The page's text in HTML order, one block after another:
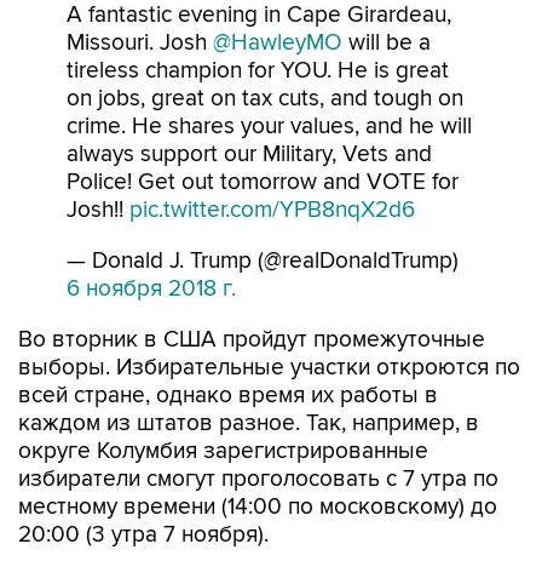
A fantastic evening in Cape Girardeau,
Missouri. Josh @HawleyMO will be a
tireless champion for YOU. He is great
on jobs, great on tax cuts, and tough on
crime. He shares your values, and he will
always support our Military, Vets and
Police! Get out tomorrow and VOTE for
Josh!! pic.twitter.com/YPB8nqX2d6
— Donald J. Trump (@realDonaldTrump)
6 ноября 2018 г.
Во вторник в США пройдут промежуточные
выборы. Избирательные участки откроются по
всей стране, однако время их работы в
каждом из штатов разное. Так, например, в
округе Колумбия зарегистрированные
избиратели смогут проголосовать с 7 утра по
местному времени (14:00 по московскому) до
20:00 (3 утра 7 ноября).